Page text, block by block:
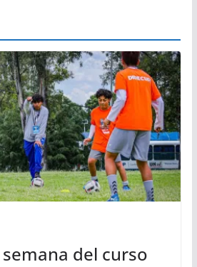
del curso